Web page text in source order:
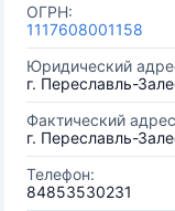
ОГРН:
1117608001158
Юридический
г. Переславль-
Фактический
г. Переславль-
Телефон:
84853530231